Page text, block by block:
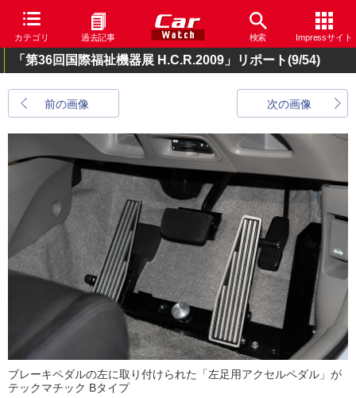
カテゴリ 過去記事 検索 Impressサイト
「第36回国際福祉機器展 H.C.R.2009」リポート(9/54)
前の画像 次の画像
ブレーキペダルの左に取り付けられた「左足用アクセルペダル」が
テックマチック Bタイプ